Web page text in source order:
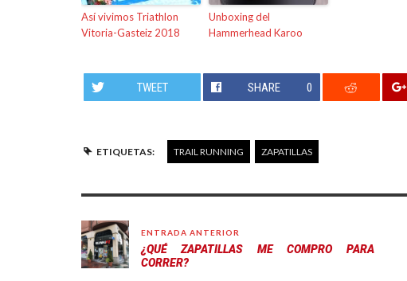
Así vivimos Triathlon
Vitoria-Gasteiz 2018
Unboxing del
Hammerhead Karoo
TWEET SHARE 0
ETIQUETAS: TRAIL RUNNING ZAPATILLAS
ENTRADA ANTERIOR
¿QUÉ ZAPATILLAS ME COMPRO PARA
CORRER?